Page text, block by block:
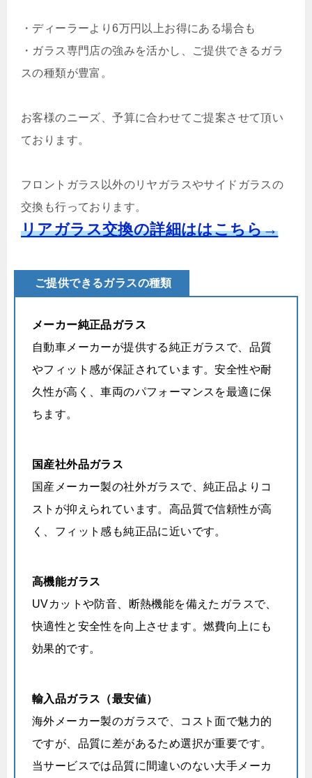
・ ディーラーより6万円以上お得にある場合も
・ガラス専門店の強みを活かし、ご提供できるガラ
スの種類が豊富。
お客様のニーズ、予算に合わせてご提案させて頂い
ております。
フロントガラス以外のリヤガラスやサイドガラスの
交換も行っております。
リアガラス交換の詳細ははこちら→
ご提供できるガラスの種類
メーカー純正品ガラス
自動車メーカーが提供する純正ガラスで、品質
やフィット感が保証されています。安全性や耐
久性が高く、車両のパフォーマンスを最適に保
ちます。
国産社外品ガラス
国産メーカー製の社外ガラスで、純正品よりコ
ストが抑えられています。高品質で信頼性が高
く、フィット感も純正品に近いです。
高機能ガラス
UVカットや防音、断熱機能を備えたガラスで、
快適性と安全性を向上させます。燃費向上にも
効果的です。
輸入品ガラス（最安値）
海外メーカー製のガラスで、コスト面で魅力的
ですが、品質に差があるため選択が重要です。
当サービスでは品質に間違いのない大手メーカ